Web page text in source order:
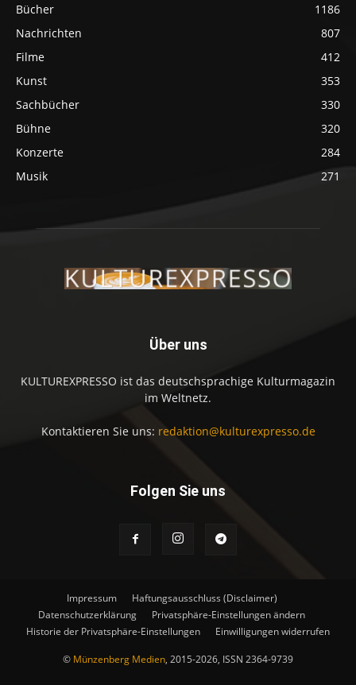
Bücher
1186
Nachrichten
807
Filme
412
Kunst
353
Sachbücher
330
Bühne
320
Konzerte
284
Musik
271
Über uns
KULTUREXPRESSO ist das deutschsprachige Kulturmagazin
im Weltnetz.
Kontaktieren Sie uns: redaktion@kulturexpresso.de
Folgen Sie uns
Impressum
Haftungsausschluss (Disclaimer)
Datenschutzerklärung
Privatsphäre-Einstellungen ändern
Historie der Privatsphäre-Einstellungen
Einwilligungen widerrufen
© Münzenberg Medien, 2015-2026, ISSN 2364-9739